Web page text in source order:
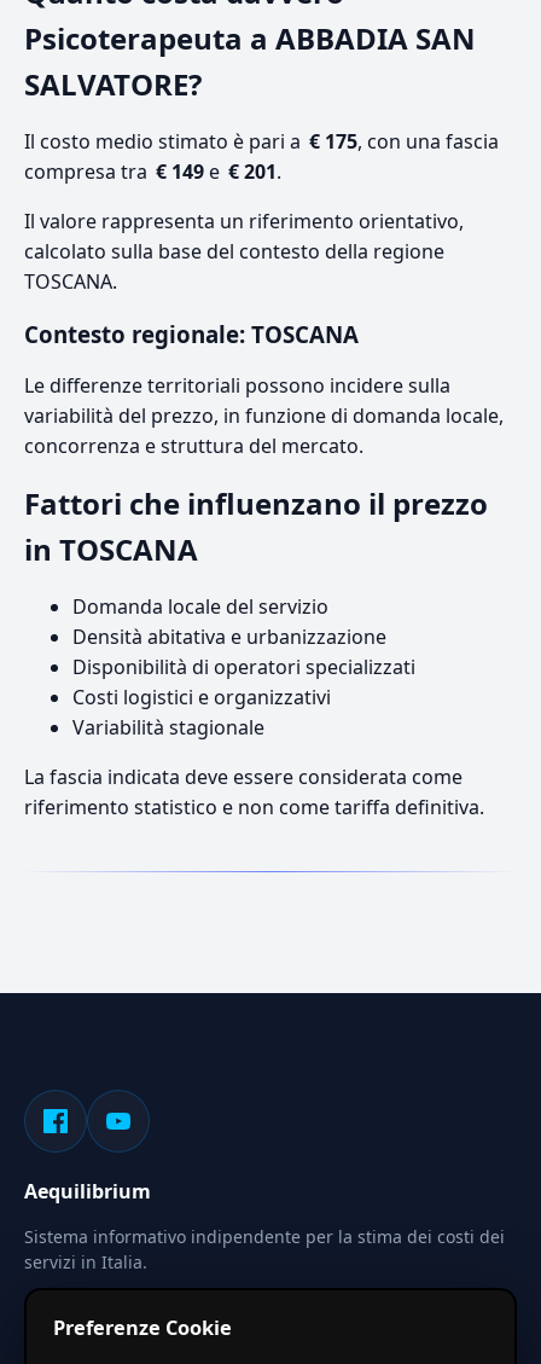
Psicoterapeuta a ABBADIA SAN
SALVATORE?
Il costo medio stimato è pari a € 175, con una fascia
compresa tra € 149e € 201.
Il valore rappresenta un riferimento orientativo,
calcolato sulla base del contesto della regione
TOSCANA.
Contesto regionale: TOSCANA
Le differenze territoriali possono incidere sulla
variabilità del prezzo, in funzione di domanda locale,
concorrenza e struttura del mercato.
Fattori che influenzano il prezzo
in TOSCANA
Domanda locale del servizio
Densità abitativa e urbanizzazione
Disponibilità di operatori specializzati
Costi logistici e organizzativi
Variabilità stagionale
La fascia indicata deve essere considerata come
riferimento statistico e non come tariffa definitiva.
Aequilibrium
Sistema informativo indipendente per la stima dei costi dei
servizi in Italia.
Preferenze Cookie